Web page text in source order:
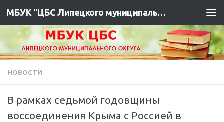
МБУК "ЦБС Липецкого муниципального района"
НОВОСТИ
В рамках седьмой годовщины
воссоединения Крыма с Россией в